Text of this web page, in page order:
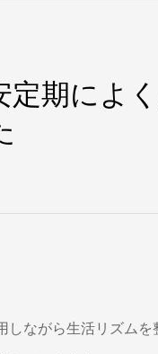
定期によ
ながら生活リズムを